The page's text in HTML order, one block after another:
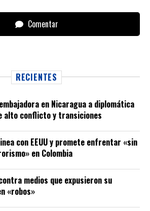
Comentar
RECIENTES
en Nicaragua a diplomática
alto conflicto y transiciones
con EEUU y promete enfrentar «sin
en Colombia
medios que expusieron su
«robos»